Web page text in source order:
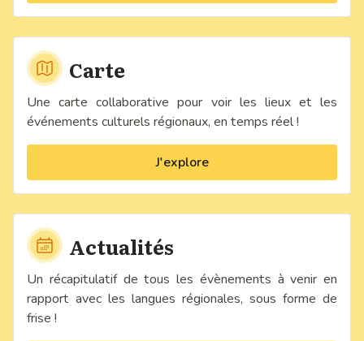
Carte
Une carte collaborative pour voir les lieux et les
événements culturels régionaux, en temps réel !
J'explore
Actualités
Un récapitulatif de tous les évènements à venir en
rapport avec les langues régionales, sous forme de
frise !